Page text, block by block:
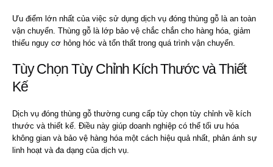
Ưu điểm lớn nhất của việc sử dụng dịch vụ đóng thùng gỗ là an toàn
vận chuyển. Thùng gỗ là lớp bảo vệ chắc chắn cho hàng hóa, giảm
thiểu nguy cơ hỏng hóc và tổn thất trong quá trình vận chuyển.
Tùy Chọn Tùy Chỉnh Kích Thước và Thiết
Kế
Dịch vụ đóng thùng gỗ thường cung cấp tùy chọn tùy chỉnh về kích
thước và thiết kế. Điều này giúp doanh nghiệp có thể tối ưu hóa
không gian và bảo vệ hàng hóa một cách hiệu quả nhất, phản ánh sự
linh hoạt và đa dạng của dịch vụ.